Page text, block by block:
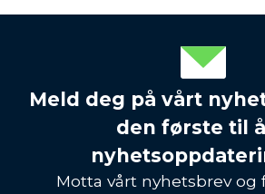
Meld deg på vårt
den første til
Motta vårt nyhetsbrev og